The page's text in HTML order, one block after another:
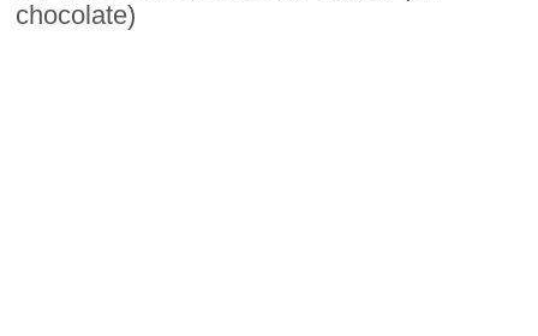
chocolate)